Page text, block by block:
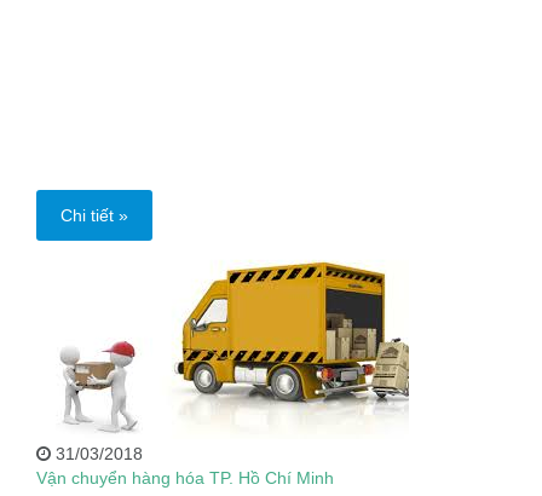
Chi tiết »
31/03/2018
Vận chuyển hàng hóa TP. Hồ Chí Minh